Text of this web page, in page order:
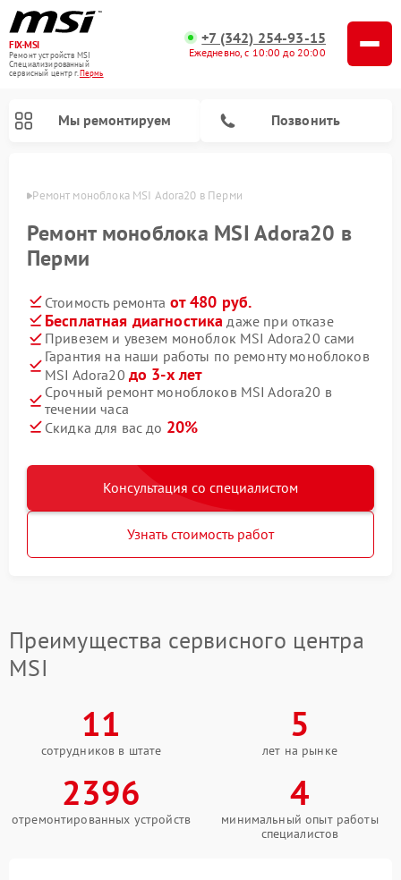
FIX-MSI
Ремонт устройств MSI
Специализированный
cервисный центр г.Пермь
+7 (342) 254-93-15
Ежедневно, с 10:00 до 20:00
Мы ремонтируем Позвонить
Ремонт моноблока MSI Adora20 в Перми
Ремонт моноблока MSI Adora20 в
Перми
Стоимость ремонта от 480 руб.
Бесплатная диагностика даже при отказе
Привезем и увезем моноблок MSI Adora20 сами
Гарантия на наши работы по ремонту моноблоков
MSI Adora20 до 3-х лет
Срочный ремонт моноблоков MSI Adora20 в
течении часа
Скидка для вас до 20%
Консультация со специалистом
Узнать стоимость работ
Преимущества сервисного центра
MSI
11
сотрудников в штате
5
лет на рынке
2396
отремонтированных устройств
4
минимальный опыт работы
специалистов